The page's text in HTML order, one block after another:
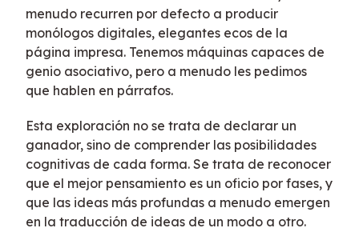
menudo recurren por defecto a producir
monólogos digitales, elegantes ecos de la
página impresa. Tenemos máquinas capaces de
genio asociativo, pero a menudo les pedimos
que hablen en párrafos.
Esta exploración no se trata de declarar un
ganador, sino de comprender las posibilidades
cognitivas de cada forma. Se trata de reconocer
que el mejor pensamiento es un oficio por fases, y
que las ideas más profundas a menudo emergen
en la traducción de ideas de un modo a otro.